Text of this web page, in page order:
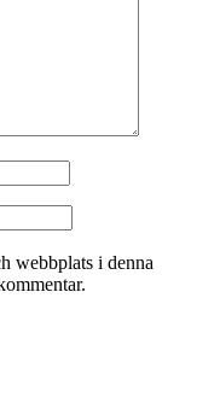
webbplats i denna